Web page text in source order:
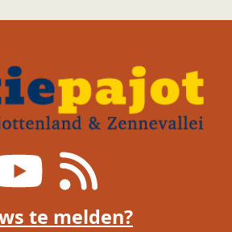
te melden?